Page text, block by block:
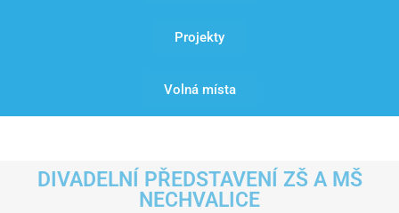
Projekty
Volná místa
DIVADELNÍ PŘEDSTAVENÍ ZŠ A MŠ
NECHVALICE